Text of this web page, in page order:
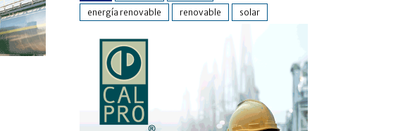
energía renovable
renovable solar